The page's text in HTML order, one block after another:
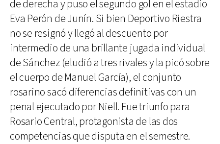
de derecha y puso el segundo gol en el estadio
Eva Perón de Junín. Si bien Deportivo Riestra
no se resignó y llegó al descuento por
intermedio de una brillante jugada individual
de Sánchez (eludió a tres rivales y la picó sobre
el cuerpo de Manuel García), el conjunto
rosarino sacó diferencias definitivas con un
penal ejecutado por Niell. Fue triunfo para
Rosario Central, protagonista de las dos
competencias que disputa en el semestre.